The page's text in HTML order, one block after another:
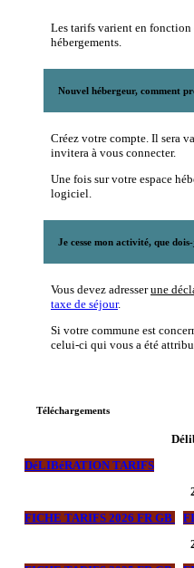
Les tarifs varient en fonction
hébergements.
Nouvel hébergeur, comment
Créez votre compte. Il sera
invitera à vous connecter.
Une fois sur votre espace
logiciel.
Je cesse mon activité, que
Vous devez adresserune
taxe de séjour.
Si votre commune est
celui-ci qui vous a été
Téléchargements
DéLIBéRATION TARIFS
FICHE TARIFS 2026 FR GB